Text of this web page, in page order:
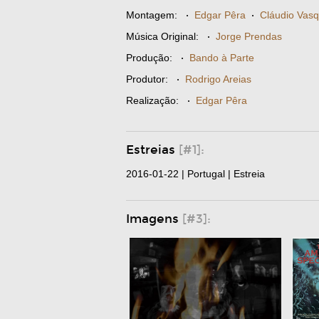
Montagem: · Edgar Pêra · Cláudio
Música Original: · Jorge Prendas
Produção: · Bando à Parte
Produtor: · Rodrigo Areias
Realização: · Edgar Pêra
Estreias [#1]:
2016-01-22 | Portugal | Estreia
Imagens [#3]: